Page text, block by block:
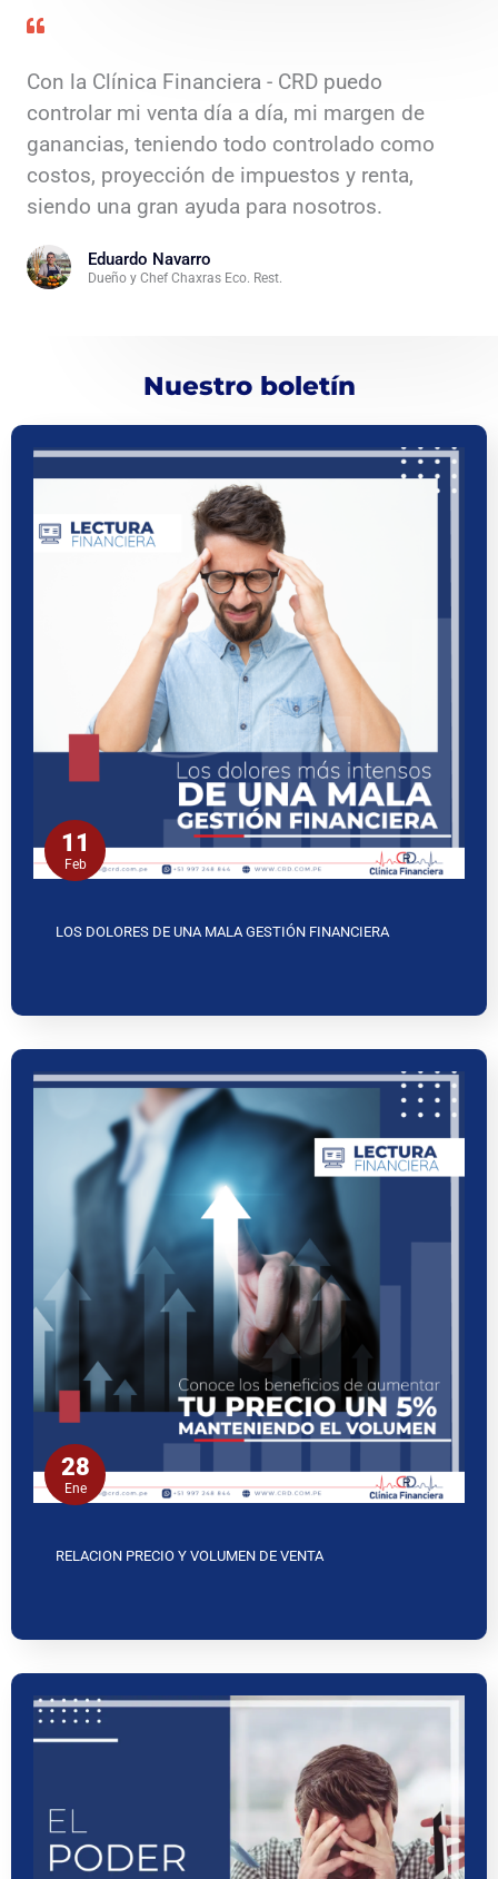
Con la Clínica Financiera - CRD puedo
controlar mi venta día a día, mi margen de
ganancias, teniendo todo controlado como
costos, proyección de impuestos y renta,
siendo una gran ayuda para nosotros.
Eduardo Navarro
Dueño y Chef Chaxras Eco. Rest.
Nuestro boletín
11
Feb
LOS DOLORES DE UNA MALA GESTIÓN FINANCIERA
28
Ene
RELACION PRECIO Y VOLUMEN DE VENTA